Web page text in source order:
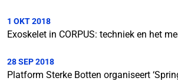
1 OKT 2018
Exoskelet in CORPUS: techniek en het
28 SEP 2018
Platform Sterke Botten organiseert